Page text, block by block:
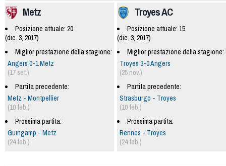
Troyes AC
Posizione attuale: 15
(dic. 3, 2017)
Miglior prestazione della stagione:
Troyes 3-0 Angers
(25 nov.)
Partita precedente:
Strasburgo - Troyes
(10 feb.)
Prossima partita:
Rennes - Troyes
(24 feb.)
Metz
Posizione attuale: 20
(dic. 3, 2017)
Miglior prestazione della stagione:
Angers 0-1 Metz
(17 set.)
Partita precedente:
Metz - Montpellier
(10 feb.)
Prossima partita:
Guingamp - Metz
(24 feb.)